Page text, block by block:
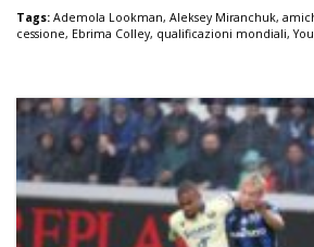
Tags: Ademola Lookman, Aleksey Miranchuk,
cessione, Ebrima Colley, qualificazioni mondiali,